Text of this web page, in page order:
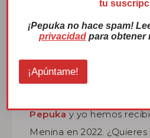
Pepukay yo hemos
Menina en 2022.
tu
¡Pepuka no hace spam!
privacidad para obtener
¡Apúntame!